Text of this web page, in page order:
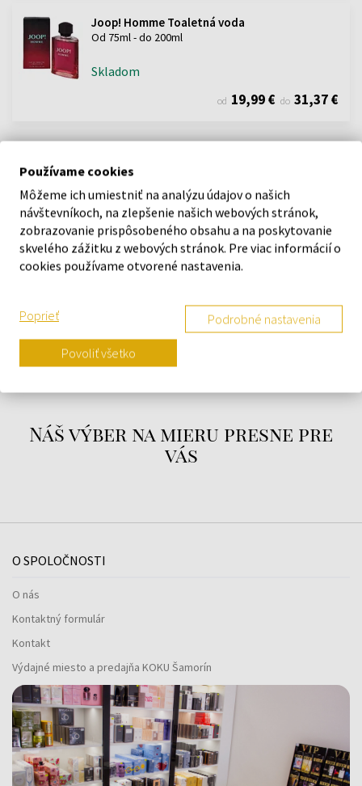
Joop! Homme Toaletná voda
Od 75ml - do 200ml
Skladom
od 19,99 € do 31,37 €
POPIS
Oslavuje všetky aspekty muža s trvalým klasickým nádychom.
Buďte nezávislý jedinec, vysoko kreatívny a expresívny. Pod
vyrovnaným povrchom sa skýva mohutný oheň.
O ZNAČKE
Náš výber na mieru presne pre
vás
O SPOLOČNOSTI
O nás
Kontaktný formulár
Kontakt
Výdajné miesto a predajňa KOKU Šamorín
Používame cookies
Môžeme ich umiestniť na analýzu údajov o našich
návštevníkoch, na zlepšenie našich webových stránok,
zobrazovanie prispôsobeného obsahu a na poskytovanie
skvelého zážitku z webových stránok. Pre viac informácií o
cookies používame otvorené nastavenia.
Poprieť Podrobné nastavenia
Povoliť všetko